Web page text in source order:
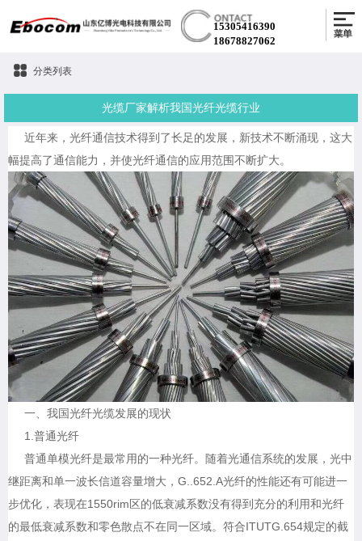
15305416390
18678827062
分类列表
光缆厂家解析我国光纤光缆行业
近年来，光纤通信技术得到了长足的发展，新技术不断涌现，这大
幅提高了通信能力，并使光纤通信的应用范围不断扩大。
一、我国光纤光缆发展的现状
1.普通光纤
普通单模光纤是最常用的一种光纤。随着光通信系统的发展，光中
继距离和单一波长信道容量增大，G..652.A光纤的性能还有可能进一
步优化，表现在1550rim区的低衰减系数没有得到充分的利用和光纤
的最低衰减系数和零色散点不在同一区域。符合ITUTG.654规定的截